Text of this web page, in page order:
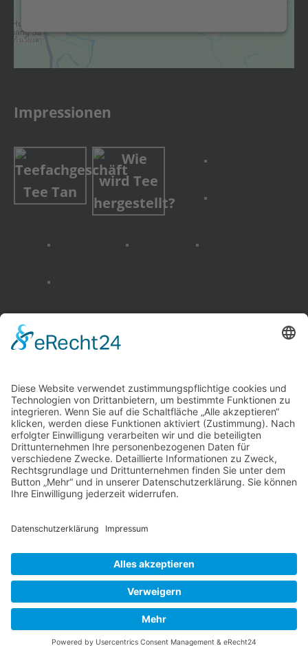
Impressionen
Seiten
T-Tan „Die neue Welt des Tees“
Kontakt
Filialen
Teeseminare
Datenschutz
© 2026 T-Tan Teefachgeschäft in Heilbronn